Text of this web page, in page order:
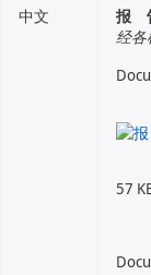
中文
报
经各
57